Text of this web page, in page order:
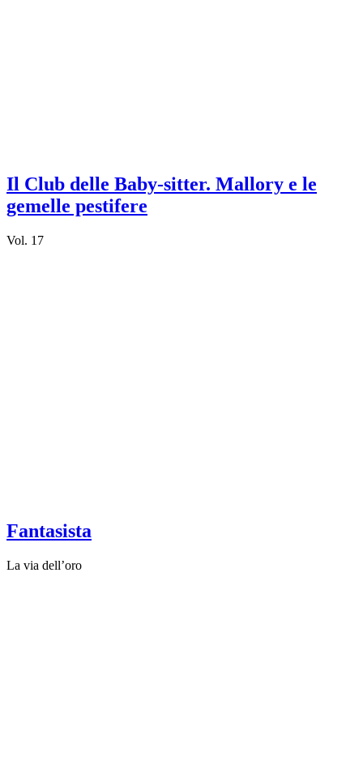
Il Club delle Baby-sitter. Mallory e le
gemelle pestifere
Vol. 17
Fantasista
La via dell’oro